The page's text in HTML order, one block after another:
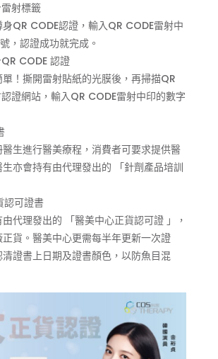
射標籤
QR CODE認證，輸入QR CODE雷射中
，認證成功就完成。
CODE 認證
！撕開雷射貼紙的光膜後，再掃描QR
證網站，輸入QR CODE雷射中印的數字
生進行醫美療程，消費者可要求提供醫
亦會持有由代理發出的 「針劑產品培訓
認可證書
代理發出的 「醫美中心正貨認可證 」，
貨。醫美中心更需每半年更新一次證
證書上日期及證書顏色，以防魚目混